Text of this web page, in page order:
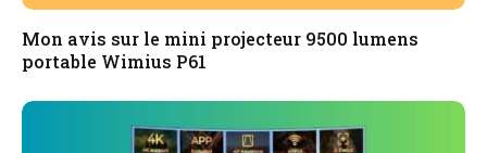
Mon avis sur le mini projecteur 9500 lumens
portable Wimius P61